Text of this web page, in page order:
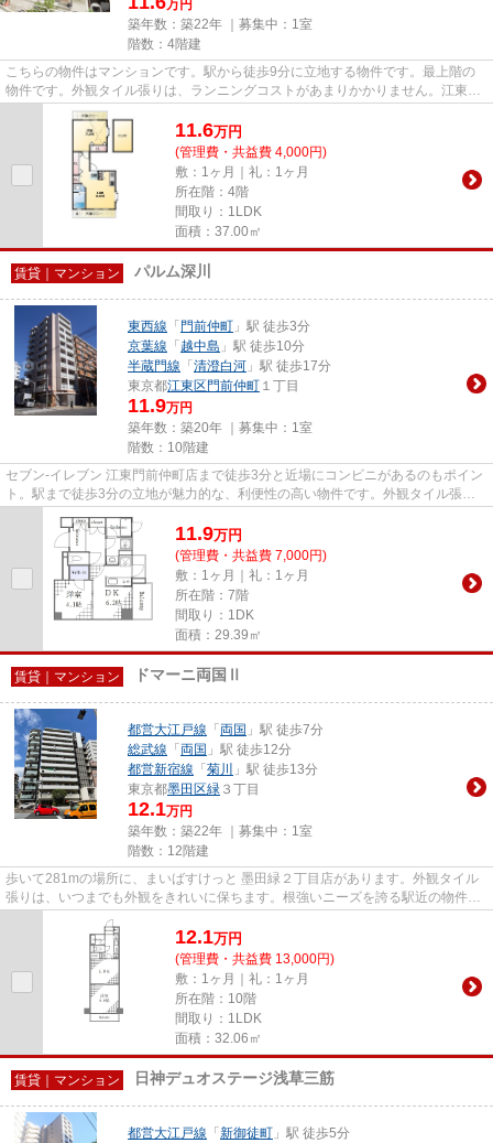
万円
築年数：築22年 ｜募集中： 1室
階数：4階建
こちらの物件はマンションです。駅から徒歩9分に立地する物件です。最上階の
物件です。外観タイル張りは、ランニングコストがあまりかかりません。江東区
で新しい住環境をお探しなら、...
11.6万円
(管理費・共益費 4,000円)
敷：1ヶ月｜礼：1ヶ月
所在階：4階
間取り：1LDK
面積：37.00㎡
賃貸｜マンション パルム深川
東西線 「 門前仲町 」駅 徒歩3分
京葉線 「 越中島 」駅 徒歩10分
半蔵門線 「 清澄白河 」駅 徒歩17分
東京都江東区門前仲町 １丁目
11.9万円
築年数：築20年 ｜募集中： 1室
階数：10階建
セブン-イレブン 江東門前仲町店まで徒歩3分と近場にコンビニがあるのもポイン
ト。駅まで徒歩3分の立地が魅力的な、利便性の高い物件です。外観タイル張り
11.9万円
(管理費・共益費 7,000円)
敷：1ヶ月｜礼：1ヶ月
所在階：7階
間取り：1DK
面積：29.39㎡
賃貸｜マンション ドマーニ両国Ⅱ
都営大江戸線 「 両国 」駅 徒歩7分
総武線 「 両国 」駅 徒歩12分
都営新宿線 「 菊川
」駅 徒歩13分
東京都墨田区緑 ３丁目
12.1万円
築年数：築22年 ｜募集中： 1室
階数：12階建
歩いて281mの場所に、まいばすけっと 墨田緑２丁目店があります。外観タイル
張りは、いつまでも外観をきれいに保ちます。根強いニーズを誇る駅近の物件と
なり、徒歩7分に駅があります...
12.1万円
(管理費・共益費 13,000円)
敷：1ヶ月｜礼：1ヶ月
所在階：10階
間取り：1LDK
面積：32.06㎡
賃貸｜マンション 日神デュオステージ浅草三筋
都営大江戸線 「 新御徒町 」駅 徒歩5分